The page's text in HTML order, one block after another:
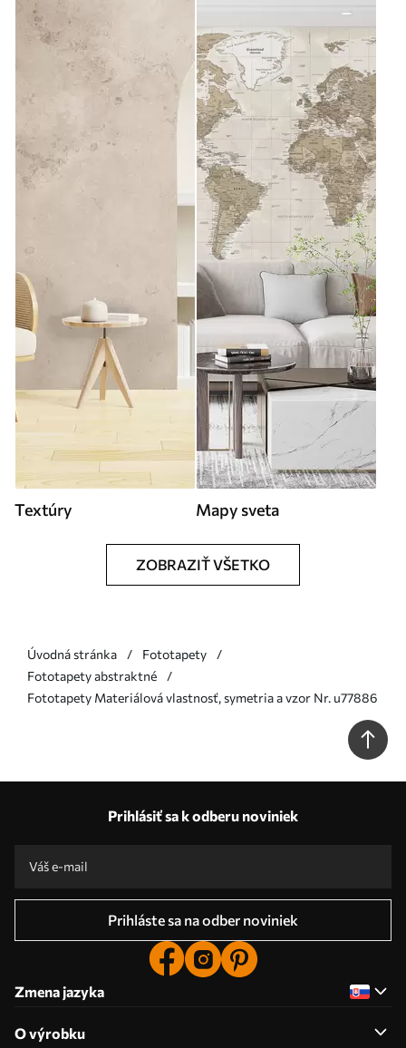
Textúry Mapy sveta
ZOBRAZIŤ VŠETKO
Úvodná stránka
Fototapety
Fototapety abstraktné
Fototapety Materiálová vlastnosť, symetria a vzor Nr. u77886
Prihlásiť sa k odberu noviniek
Prihláste sa na odber noviniek
Zmena jazyka
O výrobku